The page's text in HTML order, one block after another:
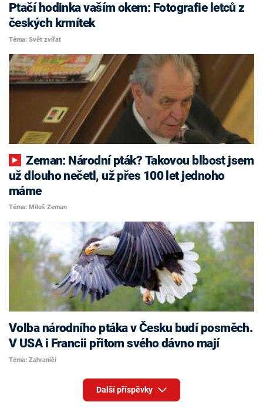
Ptačí hodinka vaším okem: Fotografie letců z
českých krmítek
Téma: Svět zvířat
Zeman: Národní pták? Takovou blbost jsem
už dlouho nečetl, už přes 100 let jednoho
máme
Téma: Miloš Zeman
Volba národního ptáka v Česku budí posměch.
V USA i Francii přitom svého dávno mají
Téma: Zahraničí
Další příspěvky